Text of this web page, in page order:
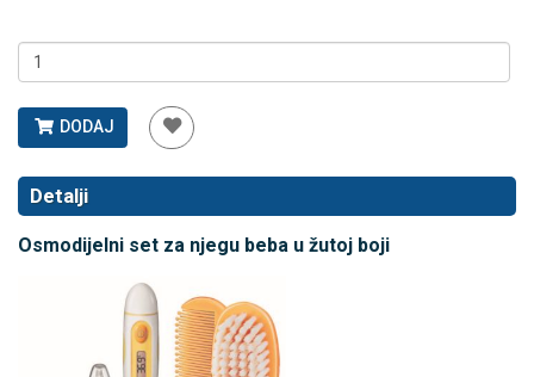
DODAJ
Detalji
Osmodijelni set za njegu beba u žutoj boji